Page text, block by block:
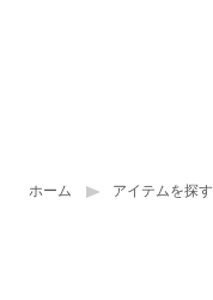
ホーム アイテムを探す